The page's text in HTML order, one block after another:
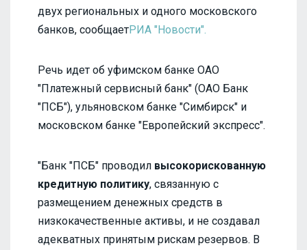
двух региональных и одного московского
банков, сообщаетРИА "Новости".
Речь идет об уфимском банке ОАО
"Платежный сервисный банк" (ОАО Банк
"ПСБ"), ульяновском банке "Симбирск" и
московском банке "Европейский экспресс".
"Банк "ПСБ" проводил высокорискованную
кредитную политику, связанную с
размещением денежных средств в
низкокачественные активы, и не создавал
адекватных принятым рискам резервов. В